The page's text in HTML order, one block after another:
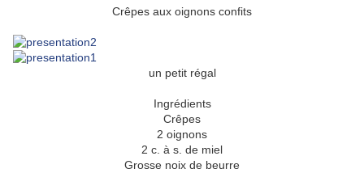
Crêpes aux oignons confits
un petit régal
Ingrédients
Crêpes
2 oignons
2 c. à s. de miel
Grosse noix de beurre